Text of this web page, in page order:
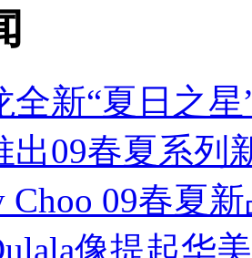
全新“夏日之
出09春夏系列
Choo 09春夏
像提起华